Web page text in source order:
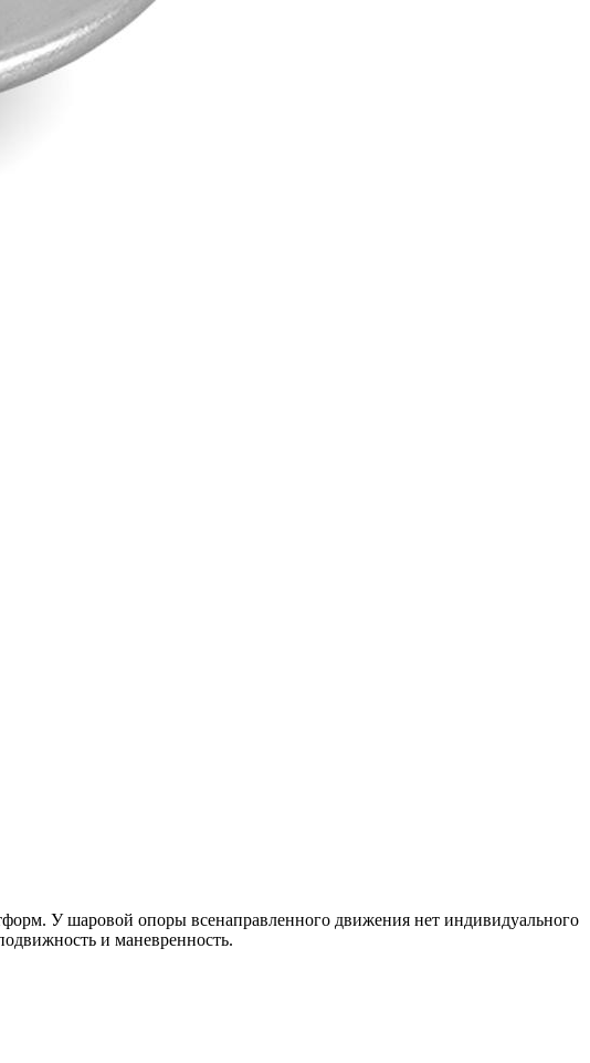
У шаровой опоры всенаправленного движения нет индивидуального
и маневренность.